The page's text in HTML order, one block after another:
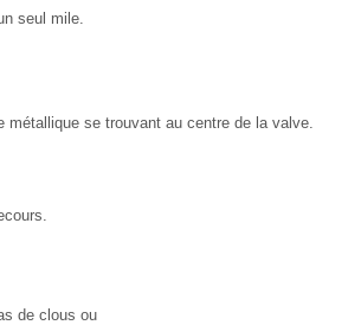
seul mile.
se trouvant au centre de la valve.
de clous ou